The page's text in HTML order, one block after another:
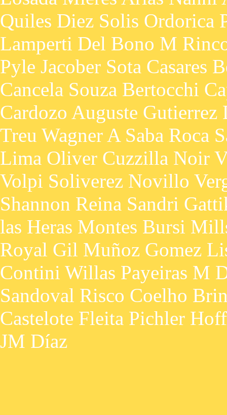
Quiles Diez Solis Ordorica
Lamperti Del Bono M
Pyle Jacober Sota Casares
Cancela Souza Bertocchi
Cardozo Auguste
Treu Wagner A Saba Roca
Lima Oliver Cuzzilla Noir
Volpi Soliverez Novillo
Shannon Reina Sandri
las Heras Montes Bursi
Royal Gil Muñoz Gomez
Contini Willas Payeiras M
Sandoval Risco Coelho
Castelote Fleita Pichler
JM Díaz